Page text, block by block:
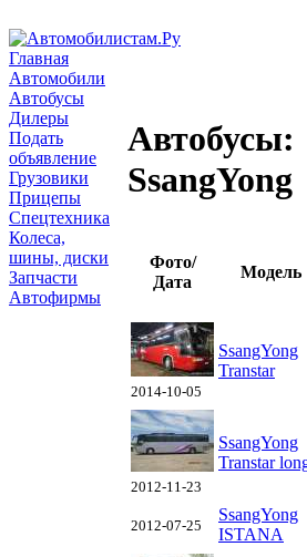
Главная
Автомобили
Автобусы
Дилеры
Подать
объявление
Грузовики
Прицепы
Спецтехника
Колеса,
шины, диски
Запчасти
Автофирмы
Автобусы:
SsangYong
Фото/
Дата
Модель
2014-10-05
SsangYong
Transtar
2012-11-23
SsangYong
Transtar
2012-07-25
SsangYong
ISTANA